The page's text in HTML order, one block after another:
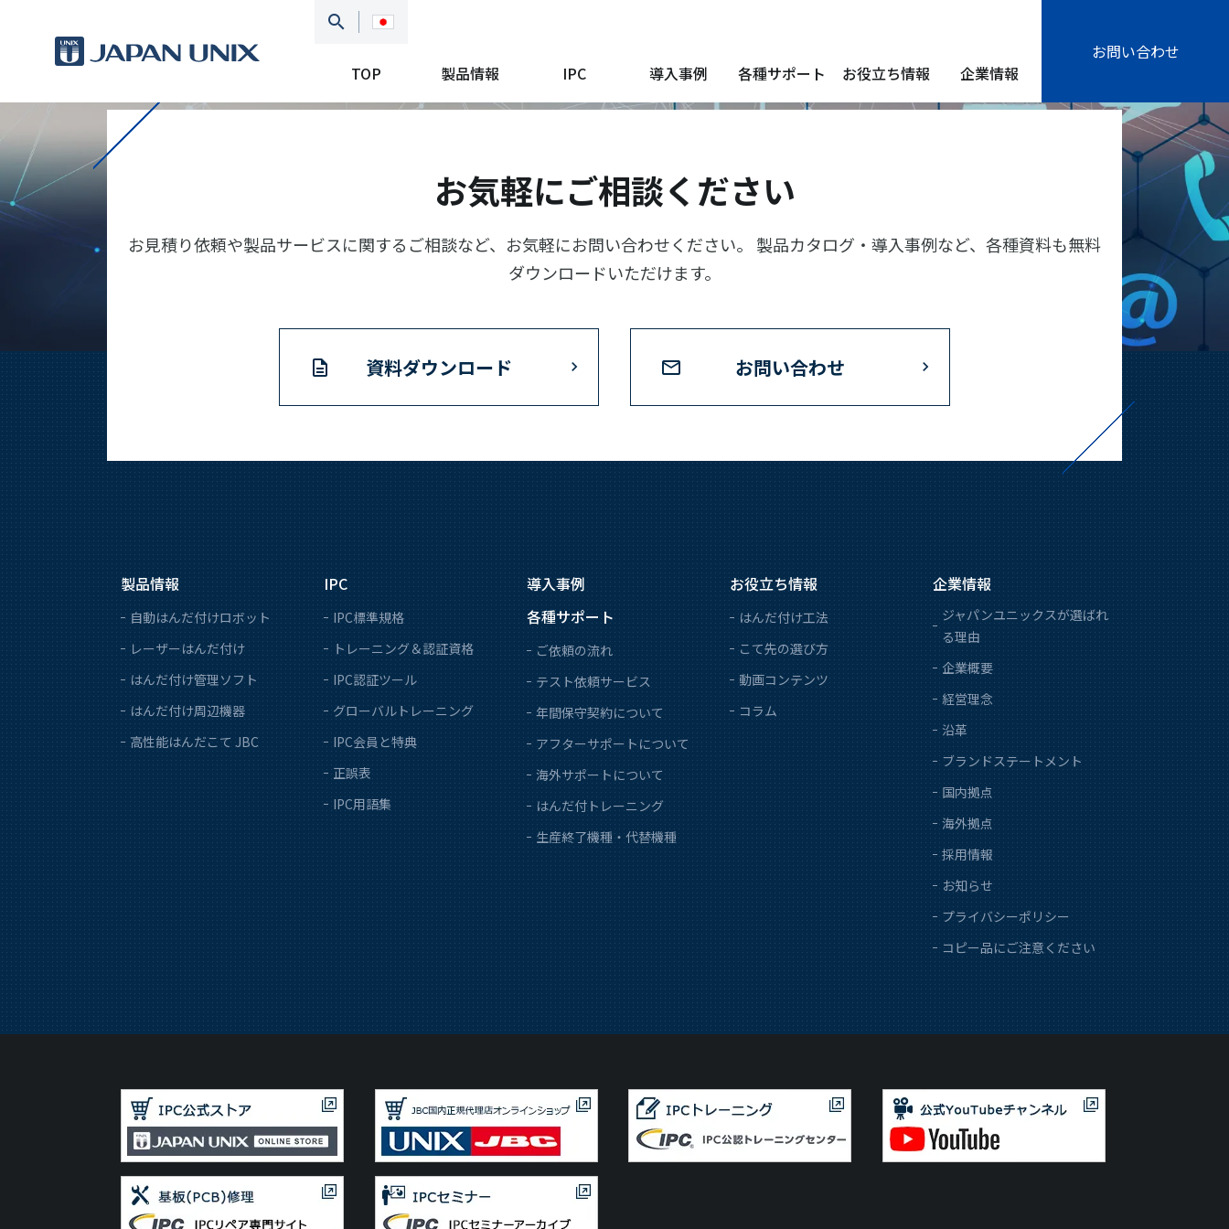
TOP 製品情報 IPC 導入事例 各種サポート お役立ち情報 企業情報
お問い合わせ
お気軽にご相談ください
お見積り依頼や製品サービスに関するご相談など、お気軽にお問い合わせください。 製品カタログ・導入事例など、各種資料も無料
ダウンロードいただけます。
資料ダウンロード お問い合わせ
製品情報
自動はんだ付けロボット
レーザーはんだ付け
はんだ付け管理ソフト
はんだ付け周辺機器
高性能はんだこて JBC
IPC
IPC標準規格
トレーニング＆認証資格
IPC認証ツール
グローバルトレーニング
IPC会員と特典
正誤表
IPC用語集
導入事例
各種サポート
ご依頼の流れ
テスト依頼サービス
年間保守契約について
アフターサポートについて
海外サポートについて
はんだ付トレーニング
生産終了機種・代替機種
お役立ち情報
はんだ付け工法
こて先の選び方
動画コンテンツ
コラム
企業情報
ジャパンユニックスが選ばれ
る理由
企業概要
経営理念
沿革
ブランドステートメント
国内拠点
海外拠点
採用情報
お知らせ
プライバシーポリシー
コピー品にご注意ください